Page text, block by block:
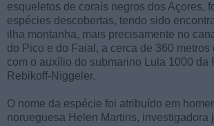
esqueletos de corais negros dos Açores,
espécies descobertas, tendo sido
ilha montanha, mais precisamente no
do Pico e do Faial, a cerca de 360 metros
com o auxílio do submarino Lula 1000 da
Rebikoff-Niggeler.
O nome da espécie foi atribuído em
norueguesa Helen Martins, investigadora